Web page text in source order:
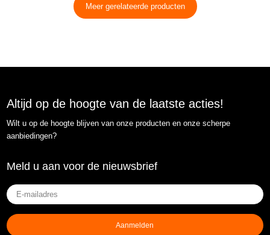
Meer gerelateerde producten
Altijd op de hoogte van de laatste acties!
Wilt u op de hoogte blijven van onze producten en onze scherpe
aanbiedingen?
Meld u aan voor de nieuwsbrief
E-
mailadres(Vereist)
Aanmelden